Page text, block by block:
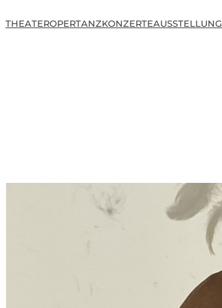
THEATEROPERTANZKONZERTEAUSSTELLUNG